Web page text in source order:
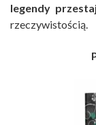
legendy
rzeczywistością.